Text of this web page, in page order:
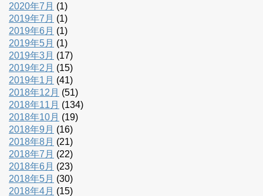
2020年7月 (1)
2019年7月 (1)
2019年6月 (1)
2019年5月 (1)
2019年3月 (17)
2019年2月 (15)
2019年1月 (41)
2018年12月 (51)
2018年11月 (134)
2018年10月 (19)
2018年9月 (16)
2018年8月 (21)
2018年7月 (22)
2018年6月 (23)
2018年5月 (30)
2018年4月 (15)